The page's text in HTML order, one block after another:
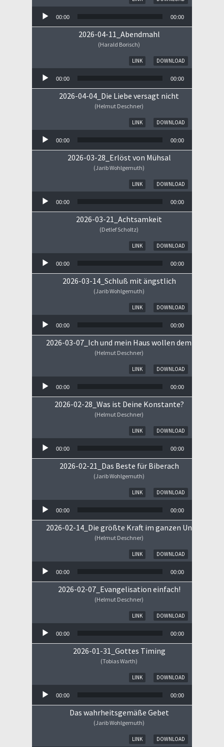
00:00 00:00
2026-04-11_Abendmahl
(Harald Borisch)
DOWNLOAD
LINK
00:00 00:00
2026-04-04_Die Liebe versagt nicht
(Helmut Deschner)
DOWNLOAD
LINK
00:00 00:00
2026-03-28_Erlöst von Mühsal
(Jarib Wohlgemuth)
DOWNLOAD
LINK
00:00 00:00
2026-03-21_Achtsamkeit
(Detlef Scholtz)
DOWNLOAD
LINK
00:00 00:00
2026-03-14_Schluß mit ängstlich
(Jarib Wohlgemuth)
DOWNLOAD
LINK
00:00 00:00
2026-03-07_Ich und mein Haus wollen dem HERRN
(Helmut Deschner)
DOWNLOAD
LINK
00:00 00:00
2026-02-28_Was ist Deine Konstante?
(Helmut Deschner)
DOWNLOAD
LINK
00:00 00:00
2026-02-21_Das Beste für Biberach
(Jarib Wohlgemuth)
DOWNLOAD
LINK
00:00 00:00
2026-02-14_Die größte Kraft im ganzen Universum
(Helmut Deschner)
DOWNLOAD
LINK
00:00 00:00
2026-02-07_Evangelisation einfach!
(Helmut Deschner)
DOWNLOAD
LINK
00:00 00:00
2026-01-31_Gottes Timing
(Tobias Warth)
DOWNLOAD
LINK
00:00 00:00
Das wahrheitsgemäße Gebet
(Jarib Wohlgemuth)
DOWNLOAD
LINK